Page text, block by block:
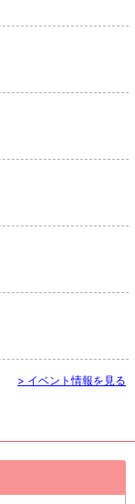
> イベント情報を見る